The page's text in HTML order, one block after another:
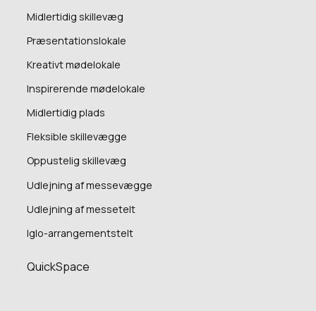
QuickSpace
Midlertidig skillevæg
Præsentationslokale
Kreativt mødelokale
Inspirerende mødelokale
Midlertidig plads
Fleksible skillevægge
Oppustelig skillevæg
Udlejning af messevægge
Udlejning af messetelt
Iglo-arrangementstelt